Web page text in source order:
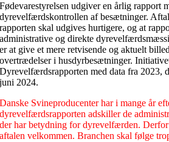
Fødevarestyrelsen udgiver en årlig rapport
dyrevelfærdskontrollen af besætninger.
rapporten skal udgives hurtigere, og at
administrative og direkte
er at give et mere retvisende og aktuelt
overtrædelser i husdyrbesætninger.
Dyrevelfærdsrapporten med data fra 2023,
juni 2024.
Danske Svineproducenter har i mange år
dyrevelfærdsrapporten adskiller de
der har betydning for dyrevelfærden.
aftalen velkommen. Branchen skal følge